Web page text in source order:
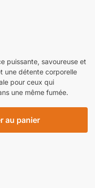
puissante, savoureuse et
une détente corporelle
pour ceux qui
une même fumée.
au panier